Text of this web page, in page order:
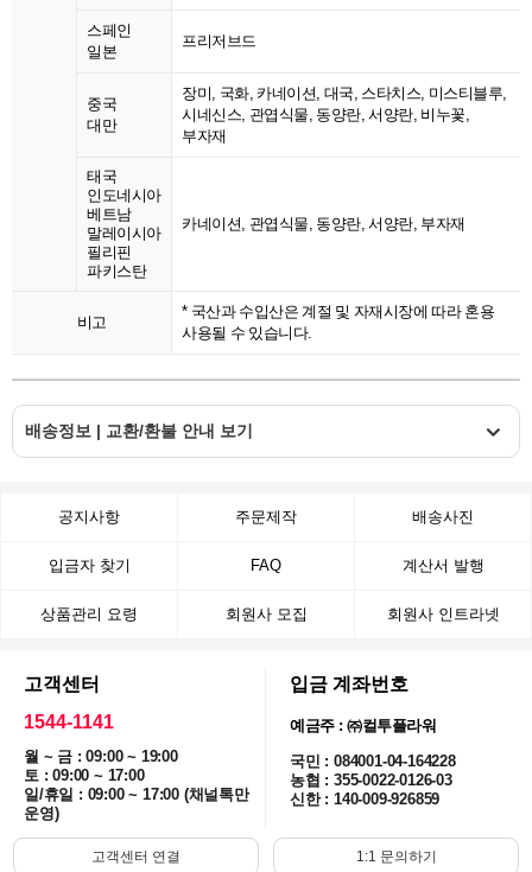
스페인
일본
프리저브드
중국
대만
장미, 국화, 카네이션, 대국, 스타치스, 미스티블루,
시네신스, 관엽식물, 동양란, 서양란, 비누꽃,
부자재
태국
인도네시아
베트남
말레이시아
필리핀
파키스탄
카네이션, 관엽식물, 동양란, 서양란, 부자재
비고
* 국산과 수입산은 계절 및 자재시장에 따라 혼용
사용될 수 있습니다.
배송정보 | 교환/환불 안내 보기
공지사항 주문제작 배송사진
입금자 찾기 FAQ 계산서 발행
상품관리 요령 회원사 모집 회원사 인트라넷
고객센터
1544-1141
월 ~ 금 : 09:00 ~ 19:00
토 : 09:00 ~ 17:00
일/휴일 : 09:00 ~ 17:00 (채널톡만
운영)
입금 계좌번호
예금주 : ㈜컬투플라워
국민 : 084001-04-164228
농협 : 355-0022-0126-03
신한 : 140-009-926859
고객센터 연결 1:1 문의하기